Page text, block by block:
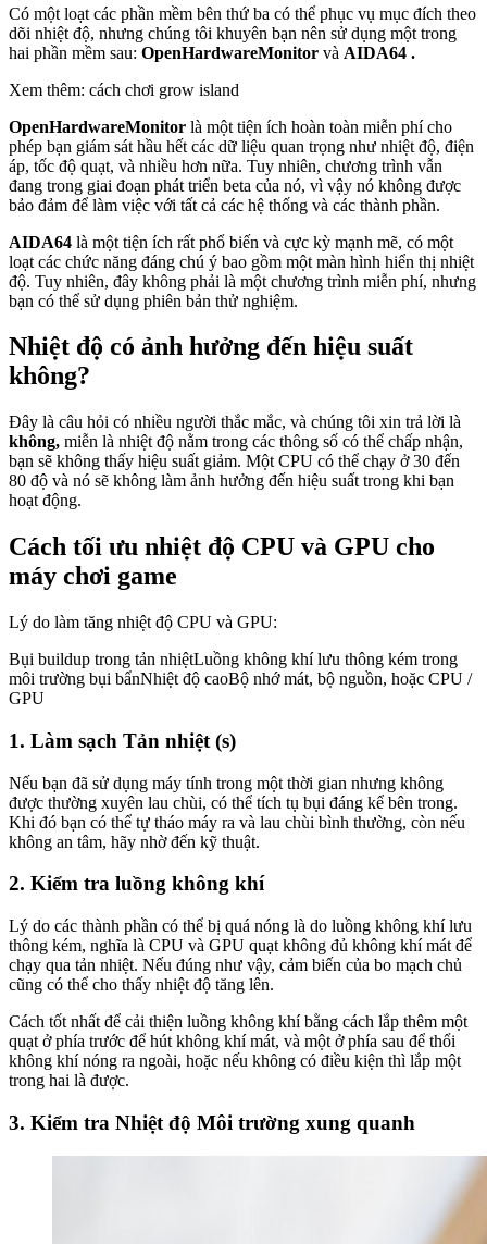
Có một loạt các phần mềm bên thứ ba có thể phục vụ mục đích theo
dõi nhiệt độ, nhưng chúng tôi khuyên bạn nên sử dụng một trong
hai phần mềm sau: OpenHardwareMonitor và AIDA64 .
Xem thêm: cách chơi grow island
OpenHardwareMonitor là một tiện ích hoàn toàn miễn phí cho
phép bạn giám sát hầu hết các dữ liệu quan trọng như nhiệt độ, điện
áp, tốc độ quạt, và nhiều hơn nữa. Tuy nhiên, chương trình vẫn
đang trong giai đoạn phát triển beta của nó, vì vậy nó không được
bảo đảm để làm việc với tất cả các hệ thống và các thành phần.
AIDA64 là một tiện ích rất phổ biến và cực kỳ mạnh mẽ, có một
loạt các chức năng đáng chú ý bao gồm một màn hình hiển thị nhiệt
độ. Tuy nhiên, đây không phải là một chương trình miễn phí, nhưng
bạn có thể sử dụng phiên bản thử nghiệm.
Nhiệt độ có ảnh hưởng đến hiệu suất
không?
Đây là câu hỏi có nhiều người thắc mắc, và chúng tôi xin trả lời là
không, miễn là nhiệt độ nằm trong các thông số có thể chấp nhận,
bạn sẽ không thấy hiệu suất giảm. Một CPU có thể chạy ở 30 đến
80 độ và nó sẽ không làm ảnh hưởng đến hiệu suất trong khi bạn
hoạt động.
Cách tối ưu nhiệt độ CPU và GPU cho
máy chơi game
Lý do làm tăng nhiệt độ CPU và GPU:
Bụi buildup trong tản nhiệtLuồng không khí lưu thông kém trong
môi trường bụi bẩnNhiệt độ caoBộ nhớ mát, bộ nguồn, hoặc CPU /
GPU
1. Làm sạch Tản nhiệt (s)
Nếu bạn đã sử dụng máy tính trong một thời gian nhưng không
được thường xuyên lau chùi, có thể tích tụ bụi đáng kể bên trong.
Khi đó bạn có thể tự tháo máy ra và lau chùi bình thường, còn nếu
không an tâm, hãy nhờ đến kỹ thuật.
2. Kiểm tra luồng không khí
Lý do các thành phần có thể bị quá nóng là do luồng không khí lưu
thông kém, nghĩa là CPU và GPU quạt không đủ không khí mát để
chạy qua tản nhiệt. Nếu đúng như vậy, cảm biến của bo mạch chủ
cũng có thể cho thấy nhiệt độ tăng lên.
Cách tốt nhất để cải thiện luồng không khí bằng cách lắp thêm một
quạt ở phía trước để hút không khí mát, và một ở phía sau để thổi
không khí nóng ra ngoài, hoặc nếu không có điều kiện thì lắp một
trong hai là được.
3. Kiểm tra Nhiệt độ Môi trường xung quanh